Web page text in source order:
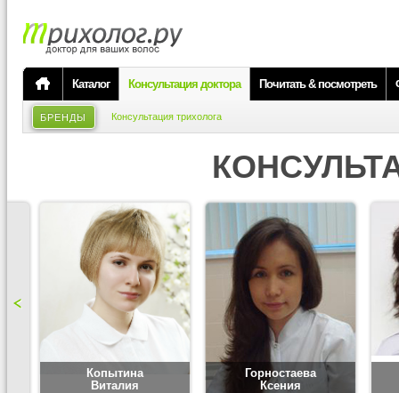
Каталог Консультация доктора Почитать & посмотреть
БРЕНДЫ Консультация трихолога
Копытина
Виталия
Горностаева
Ксения